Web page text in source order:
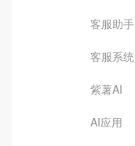
客服助手
客服系统
紫薯AI
AI应用